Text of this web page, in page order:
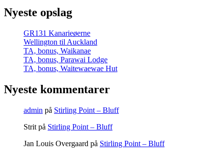
Nyeste opslag
GR131 Kanarieøerne
Wellington til Auckland
TA, bonus, Waikanae
TA, bonus, Parawai Lodge
TA, bonus, Waitewaewae Hut
Nyeste kommentarer
admin på Stirling Point – Bluff
Strit på Stirling Point – Bluff
Jan Louis Overgaard på Stirling Point – Bluff